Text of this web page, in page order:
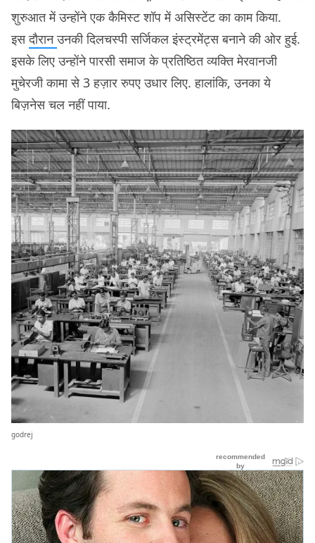
शुरुआत में उन्होंने एक कैमिस्ट शॉप में असिस्टेंट का काम किया.
इसदौरानउनकी दिलचस्पी सर्जिकल इंस्ट्रमेंट्स बनाने की ओर हुई.
इसके लिए उन्होंने पारसी समाज के प्रतिष्ठित व्यक्ति मेरवानजी
मुचेरजी कामा से 3 हज़ार रुपए उधार लिए. हालांकि, उनका ये
बिज़नेस चल नहीं पाया.
godrej